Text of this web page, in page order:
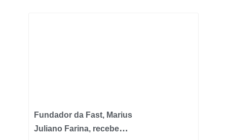
Fundador da Fast, Marius
Juliano Farina, recebe